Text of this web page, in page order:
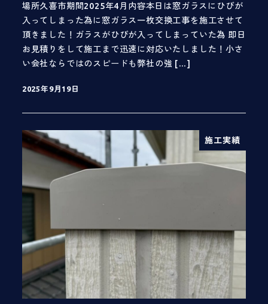
場所久喜市期間2025年4月内容本日は窓ガラスにひびが
入ってしまった為に窓ガラス一枚交換工事を施工させて
頂きました！ガラスがひびが入ってしまっていた為 即日
お見積りをして施工まで迅速に対応いたしました！小さ
い会社ならではのスピードも弊社の強 […]
投稿日
2025年9月19日
施工実績